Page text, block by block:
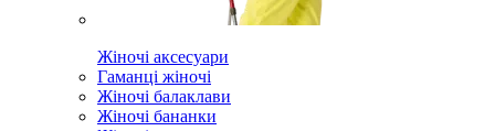
Жіночі аксесуари
Гаманці жіночі
Жіночі балаклави
Жіночі бананки